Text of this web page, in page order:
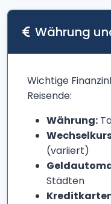
Währung
Wichtige
Reisende:
Währung:
(variiert)
Städten